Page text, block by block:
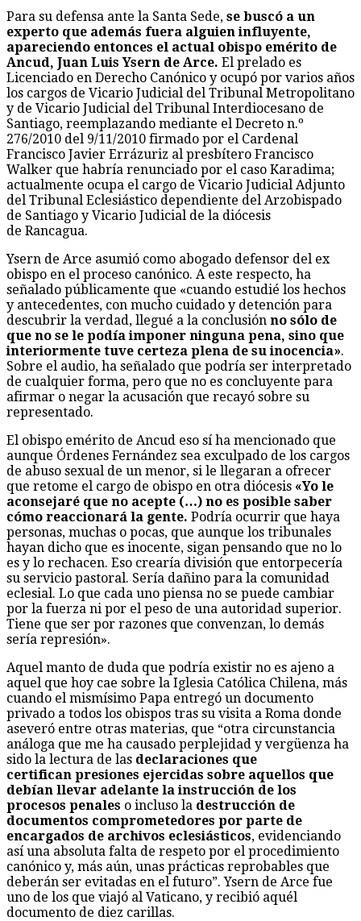
Para su defensa ante la Santa Sede, se buscó a un
experto que además fuera alguien influyente,
apareciendo entonces el actual obispo emérito de
Ancud, Juan Luis Ysern de Arce. El prelado es
Licenciado en Derecho Canónico y ocupó por varios años
los cargos de Vicario Judicial del Tribunal Metropolitano
y de Vicario Judicial del Tribunal Interdiocesano de
Santiago, reemplazando mediante el Decreto n.º
276/2010 del 9/11/2010 firmado por el Cardenal
Francisco Javier Errázuriz al presbítero Francisco
Walker que habría renunciado por el caso Karadima;
actualmente ocupa el cargo de Vicario Judicial Adjunto
del Tribunal Eclesiástico dependiente del Arzobispado
de Santiago y Vicario Judicial de la diócesis
de Rancagua.
Ysern de Arce asumió como abogado defensor del ex
obispo en el proceso canónico. A este respecto, ha
señalado públicamente que «cuando estudié los hechos
y antecedentes, con mucho cuidado y detención para
descubrir la verdad, llegué a la conclusión no sólo de
que no se le podía imponer ninguna pena, sino que
interiormente tuve certeza plena de su inocencia».
Sobre el audio, ha señalado que podría ser interpretado
de cualquier forma, pero que no es concluyente para
afirmar o negar la acusación que recayó sobre su
representado.
El obispo emérito de Ancud eso sí ha mencionado que
aunque Órdenes Fernández sea exculpado de los cargos
de abuso sexual de un menor, si le llegaran a ofrecer
que retome el cargo de obispo en otra diócesis «Yo le
aconsejaré que no acepte (…) no es posible saber
cómo reaccionará la gente. Podría ocurrir que haya
personas, muchas o pocas, que aunque los tribunales
hayan dicho que es inocente, sigan pensando que no lo
es y lo rechacen. Eso crearía división que entorpecería
su servicio pastoral. Sería dañino para la comunidad
eclesial. Lo que cada uno piensa no se puede cambiar
por la fuerza ni por el peso de una autoridad superior.
Tiene que ser por razones que convenzan, lo demás
sería represión».
Aquel manto de duda que podría existir no es ajeno a
aquel que hoy cae sobre la Iglesia Católica Chilena, más
cuando el mismísimo Papa entregó un documento
privado a todos los obispos tras su visita a Roma donde
aseveró entre otras materias, que “otra circunstancia
análoga que me ha causado perplejidad y vergüenza ha
sido la lectura de las declaraciones que
certifican presiones ejercidas sobre aquellos que
debían llevar adelante la instrucción de los
procesos penales o incluso la destrucción de
documentos comprometedores por parte de
encargados de archivos eclesiásticos, evidenciando
así una absoluta falta de respeto por el procedimiento
canónico y, más aún, unas prácticas reprobables que
deberán ser evitadas en el futuro”. Ysern de Arce fue
uno de los que viajó al Vaticano, y recibió aquél
documento de diez carillas.